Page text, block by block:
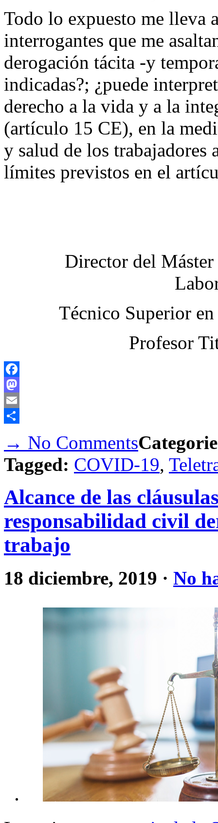
Todo lo expuesto me lleva
interrogantes que me
derogación tácita -y
indicadas?; ¿puede
derecho a la vida y a la
(artículo 15 CE), en la
y salud de los trabajadores
límites previstos en el
Director del
Técnico Superior
Profesor
Facebook
Mastodon
Email
→ No Comments
Tagged: COVID-19,
Alcance de las
responsabilidad civil
trabajo
18 diciembre, 2019 · No